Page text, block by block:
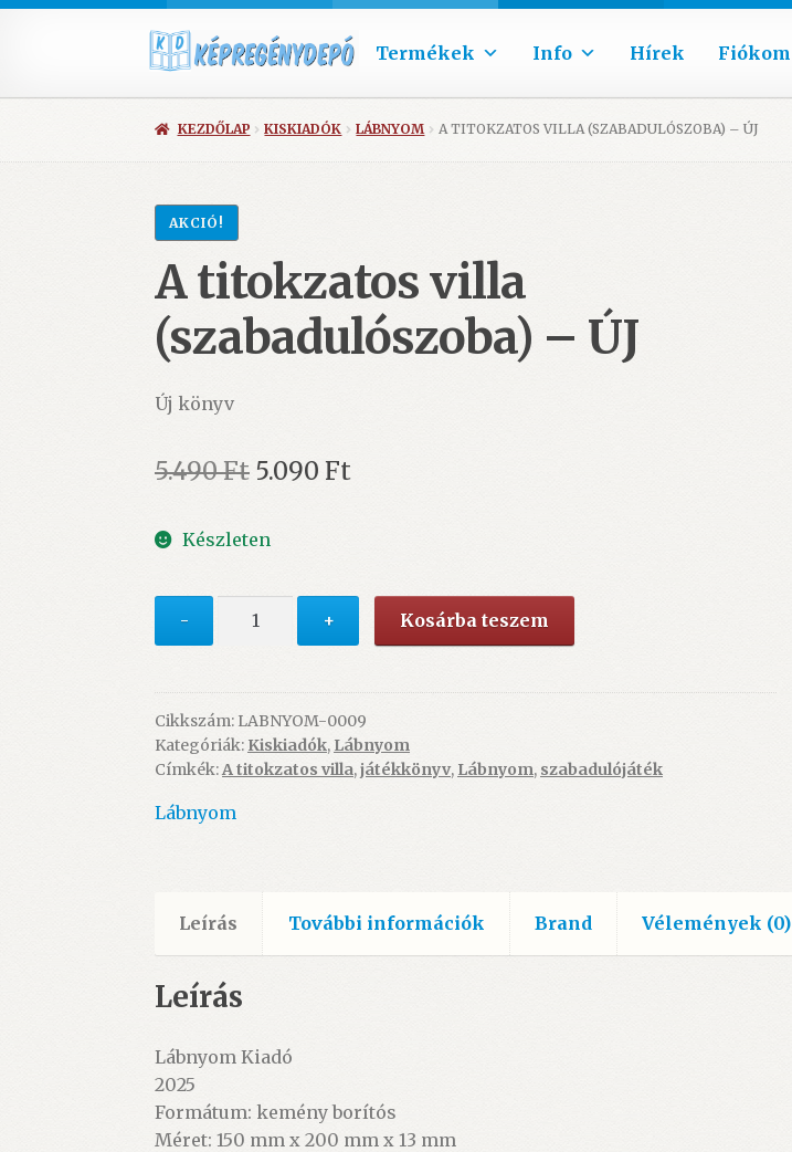
Termékek Info Hírek Fiókom
KEZDŐLAP KISKIADÓK LÁBNYOM A TITOKZATOS VILLA (SZABADULÓSZOBA) – ÚJ
AKCIÓ!
A titokzatos villa
(szabadulószoba) – ÚJ
Új könyv
5.490Ft Original
was:
5.090FtCurrent
Készleten
-
(szabadulószoba)
-
ÚJ
mennyiség
+ Kosárba teszem
Cikkszám: LABNYOM-0009
Kategóriák: Kiskiadók, Lábnyom
Címkék:A titokzatos villa,játékkönyv, Lábnyom, szabadulójáték
Lábnyom
Leírás További információk Brand Vélemények (0)
Leírás
Lábnyom Kiadó
2025
Formátum: kemény borítós
Méret: 150 mm x 200 mm x 13 mm